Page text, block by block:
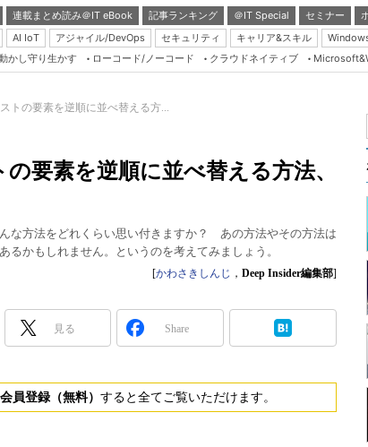
連載まとめ読み＠IT eBook 記事ランキング ＠IT Special セミナー
AI IoT
アジャイル/DevOps セキュリティ キャリア&スキル
Server &
Java Agile
Database
Linux ＆ OSS
Master of IP
Security &
ブログ
かし守り生かす ローコード/ノーコード クラウドネイティブ
トの要素を逆順に並べ替える方...
要素を逆順に並べ替える方法、
な方法をどれくらい思い付きますか？ あの方法やその方法は
かもしれません。というのを考えてみましょう。
[かわさきしんじ ， Deep Insider編集部]
見る Share
会員登録（無料） すると全てご覧いただけます。